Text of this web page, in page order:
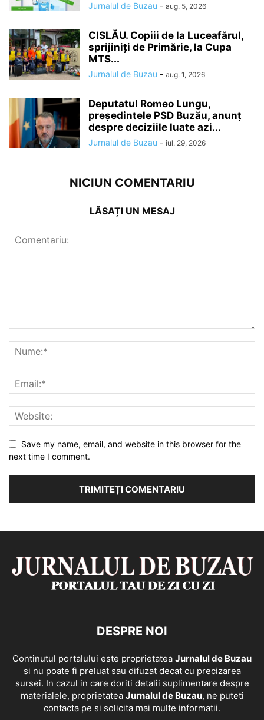
Jurnalul de Buzau - aug. 5, 2026
CISLĂU. Copiii de la Luceafărul,
sprijiniți de Primărie, la Cupa
MTS...
Jurnalul de Buzau - aug. 1, 2026
Deputatul Romeo Lungu,
președintele PSD Buzău, anunț
despre deciziile luate azi...
Jurnalul de Buzau - iul. 29, 2026
NICIUN COMENTARIU
LĂSAȚI UN MESAJ
Save my name, email, and website in this browser for the
next time I comment.
DESPRE NOI
Continutul portalului este proprietatea Jurnalul de Buzau
si nu poate fi preluat sau difuzat decat cu precizarea
sursei. In cazul in care doriti detalii suplimentare despre
materialele, proprietatea Jurnalul de Buzau, ne puteti
contacta pe si solicita mai multe informatii.